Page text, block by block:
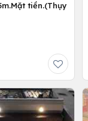
tiền.(Thụy